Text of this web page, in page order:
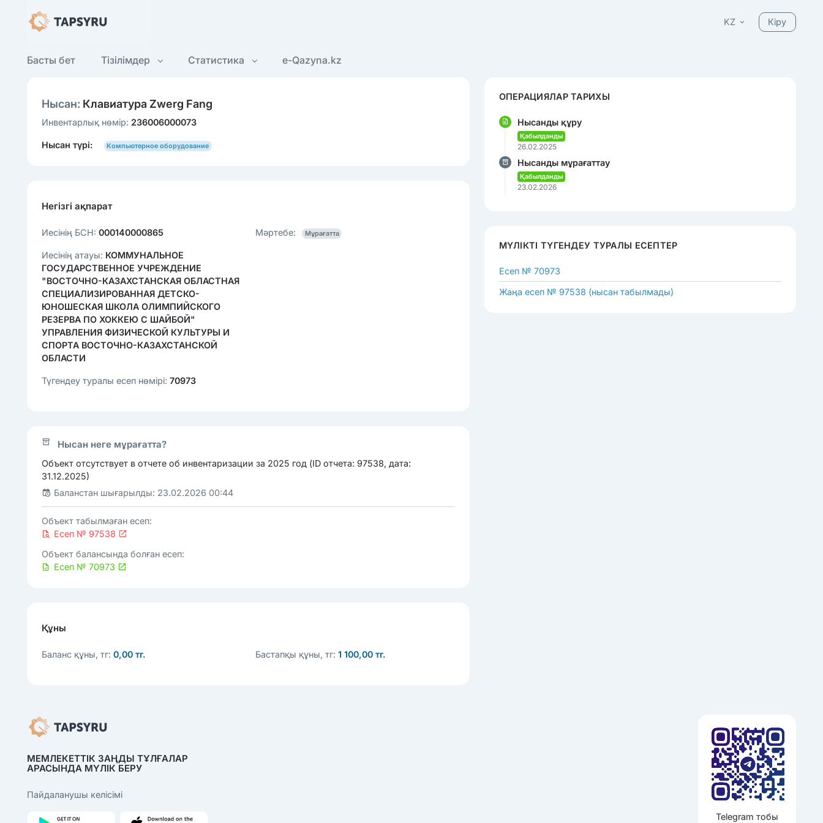
KZ Кіру
Басты бет Тізілімдер Статистика e-Qazyna.kz
Нысан: Клавиатура Zwerg Fang
Инвентарлық нөмір: 236006000073
Нысан түрі: Компьютерное оборудование
Негізгі ақпарат
Иесінің БСН: 000140000865
Иесінің атауы: КОММУНАЛЬНОЕ
ГОСУДАРСТВЕННОЕ УЧРЕЖДЕНИЕ
"ВОСТОЧНО-КАЗАХСТАНСКАЯ ОБЛАСТНАЯ
СПЕЦИАЛИЗИРОВАННАЯ ДЕТСКО-
ЮНОШЕСКАЯ ШКОЛА ОЛИМПИЙСКОГО
РЕЗЕРВА ПО ХОККЕЮ С ШАЙБОЙ"
УПРАВЛЕНИЯ ФИЗИЧЕСКОЙ КУЛЬТУРЫ И
СПОРТА ВОСТОЧНО-КАЗАХСТАНСКОЙ
ОБЛАСТИ
Түгендеу туралы есеп нөмірі: 70973
Мәртебе: Мұрағатта
Нысан неге мұрағатта?
Объект отсутствует в отчете об инвентаризации за 2025 год (ID отчета: 97538, дата:
31.12.2025)
Баланстан шығарылды: 23.02.2026 00:44
Объект табылмаған есеп:
Есеп № 97538
Объект балансында болған есеп:
Есеп № 70973
Құны
Баланс құны, тг: 0,00 тг. Бастапқы құны, тг: 1 100,00 тг.
ОПЕРАЦИЯЛАР ТАРИХЫ
Нысанды құру
Қабылданды
26.02.2025
Нысанды мұрағаттау
Қабылданды
23.02.2026
МҮЛІКТІ ТҮГЕНДЕУ ТУРАЛЫ ЕСЕПТЕР
Есеп № 70973
Жаңа есеп № 97538 (нысан табылмады)
МЕМЛЕКЕТТІК ЗАҢДЫ ТҰЛҒАЛАР
АРАСЫНДА МҮЛІК БЕРУ
Пайдаланушы келісімі
Telegram тобы